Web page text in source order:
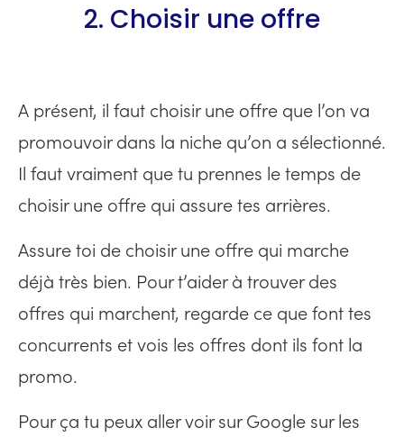
2. Choisir une offre
A présent, il faut choisir une offre que l’on va
promouvoir dans la niche qu’on a sélectionné.
Il faut vraiment que tu prennes le temps de
choisir une offre qui assure tes arrières.
Assure toi de choisir une offre qui marche
déjà très bien. Pour t’aider à trouver des
offres qui marchent, regarde ce que font tes
concurrents et vois les offres dont ils font la
promo.
Pour ça tu peux aller voir sur Google sur les